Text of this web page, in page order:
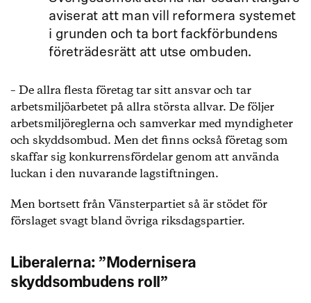
aviserat att man vill reformera systemet
i grunden och ta bort fackförbundens
företrädesrätt att utse ombuden.
– De allra flesta företag tar sitt ansvar och tar
arbetsmiljöarbetet på allra största allvar. De följer
arbetsmiljöreglerna och samverkar med myndigheter
och skyddsombud. Men det finns också företag som
skaffar sig konkurrensfördelar genom att använda
luckan i den nuvarande lagstiftningen.
Men bortsett från Vänsterpartiet så är stödet för
förslaget svagt bland övriga riksdagspartier.
Liberalerna: ”Modernisera
skyddsombudens roll”